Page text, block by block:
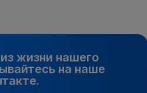
жизни нашего
на наше